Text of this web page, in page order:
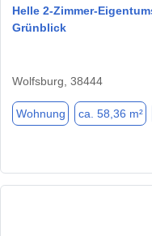
Helle 2-Zimmer-
Grünblick
Wolfsburg, 38444
Wohnung ca. 58,36 m²